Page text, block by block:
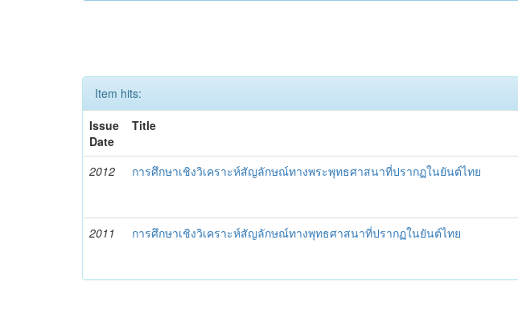
Item hits:
Issue
Date
Title
2012 การศึกษาเชิงวิเคราะห์สัญลักษณ์ทางพระพุทธศาสนาที่ปรากฏในยันต์ไทย
2011
การศึกษาเชิงวิเคราะห์สัญลักษณ์ทางพุทธศาสนาที่ปรากฏในยันต์ไทย